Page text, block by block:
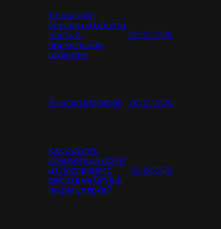
Домашний
сервер на Ubuntu.
Часть 2:
применение,
развитие
29.03.2026
Я купил MacBook 28.03.2026
Как скачать
конкретный ассет
из последнего
релиза на GitHub
по регулярке?
05.12.2025